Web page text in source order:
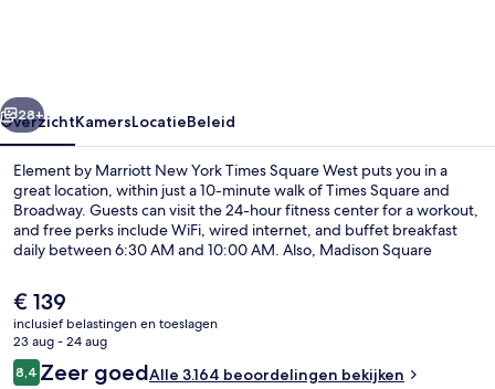
Square
West
Volgende
28+
OverzichtKamersLocatieBeleid
Element by Marriott New York Times Square West puts you in a
great location, within just a 10-minute walk of Times Square and
Broadway. Guests can visit the 24-hour fitness center for a workout,
and free perks include WiFi, wired internet, and buffet breakfast
daily between 6:30 AM and 10:00 AM. Also, Madison Square
travelers like the central location for the sightseeing and because it's
just a short walk to public transportation: 42 St. - Port Authority Bus
Terminal Station is steps away and Times Sq. - 42 St. Station is 6
minutes.
De
huidige
prijs
is
€ 139
€ 139
inclusief belastingen en toeslagen
23 aug - 24 aug
Beoordelingen
8,48,4 op 10 –
Zeer goedAlle 3.164 beoordelingen bekijken